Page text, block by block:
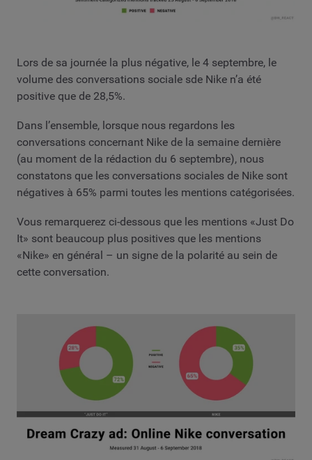
Lors de sa journée la plus négative, le 4 septembre, le
volume des conversations sociale sde Nike n’a été
positive que de 28,5%.
Dans l’ensemble, lorsque nous regardons les
conversations concernant Nike de la semaine dernière
(au moment de la rédaction du 6 septembre), nous
constatons que les conversations sociales de Nike sont
négatives à 65% parmi toutes les mentions catégorisées.
Vous remarquerez ci-dessous que les mentions «Just Do
It» sont beaucoup plus positives que les mentions
«Nike» en général – un signe de la polarité au sein de
cette conversation.